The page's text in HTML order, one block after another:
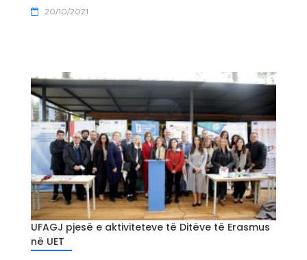
20/10/2021
UFAGJ pjesë e aktiviteteve të Ditëve të Erasmus
në UET